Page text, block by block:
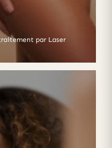
par Laser